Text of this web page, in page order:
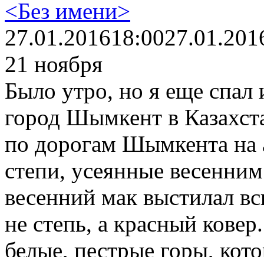
<Без имени>
27.01.201618:00
21 ноября
Было утро, но я еще спал
город Шымкент в
по дорогам Шымкента на
степи, усеянные
весенний мак выстилал
не степь, а красный
белые, пестрые горы,